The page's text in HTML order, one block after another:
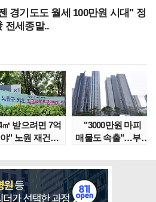
경기도도 월세 100만원 시대" 정
전세종말..
㎡ 받으려면 7억
" 노원 재건축
"3000만원 마피
매물도 속출"…부산